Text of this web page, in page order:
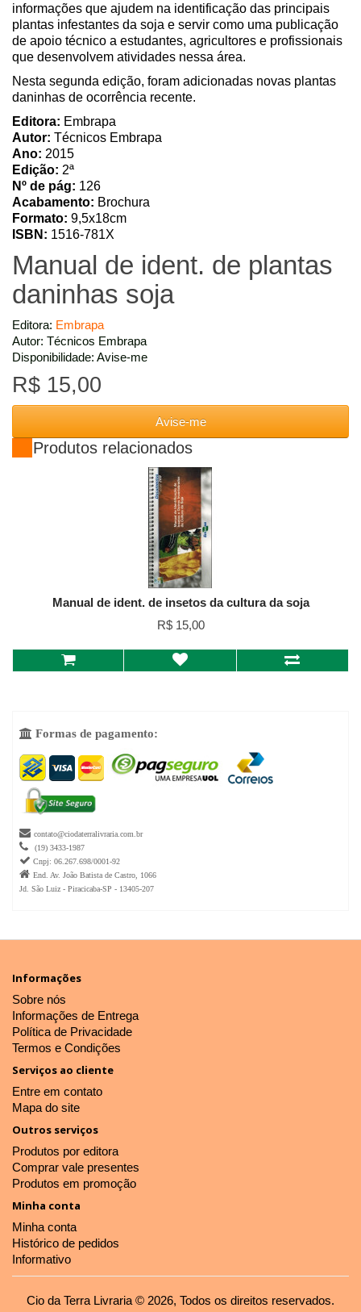
informações que ajudem na identificação das principais
plantas infestantes da soja e servir como uma publicação
de apoio técnico a estudantes, agricultores e profissionais
que desenvolvem atividades nessa área.
Nesta segunda edição, foram adicionadas novas plantas
daninhas de ocorrência recente.
Editora: Embrapa
Autor: Técnicos Embrapa
Ano: 2015
Edição: 2ª
Nº de pág: 126
Acabamento: Brochura
Formato: 9,5x18cm
ISBN: 1516-781X
Manual de ident. de plantas
daninhas soja
Editora: Embrapa
Autor: Técnicos Embrapa
Disponibilidade: Avise-me
R$ 15,00
Avise-me
Produtos relacionados
Manual de ident. de insetos da cultura da soja
R$ 15,00
 Formas de pagamento:
 contato@ciodaterralivraria.com.br
 (19) 3433-1987
 Cnpj: 06.267.698/0001-92
 End. Av. João Batista de Castro, 1066
Jd. São Luiz - Piracicaba-SP - 13405-207
Informações
Sobre nós
Informações de Entrega
Política de Privacidade
Termos e Condições
Serviços ao cliente
Entre em contato
Mapa do site
Outros serviços
Produtos por editora
Comprar vale presentes
Produtos em promoção
Minha conta
Minha conta
Histórico de pedidos
Informativo
Cio da Terra Livraria © 2026, Todos os direitos reservados.